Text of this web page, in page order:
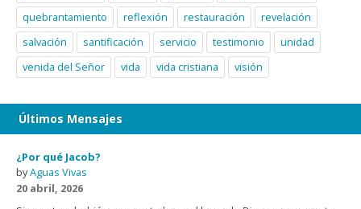
quebrantamiento
reflexión restauración
revelación
salvación
santificación servicio testimonio
unidad
venida del Señor
vida vida cristiana visión
Últimos Mensajes
¿Por qué Jacob?
byAguas Vivas
20 abril, 2026